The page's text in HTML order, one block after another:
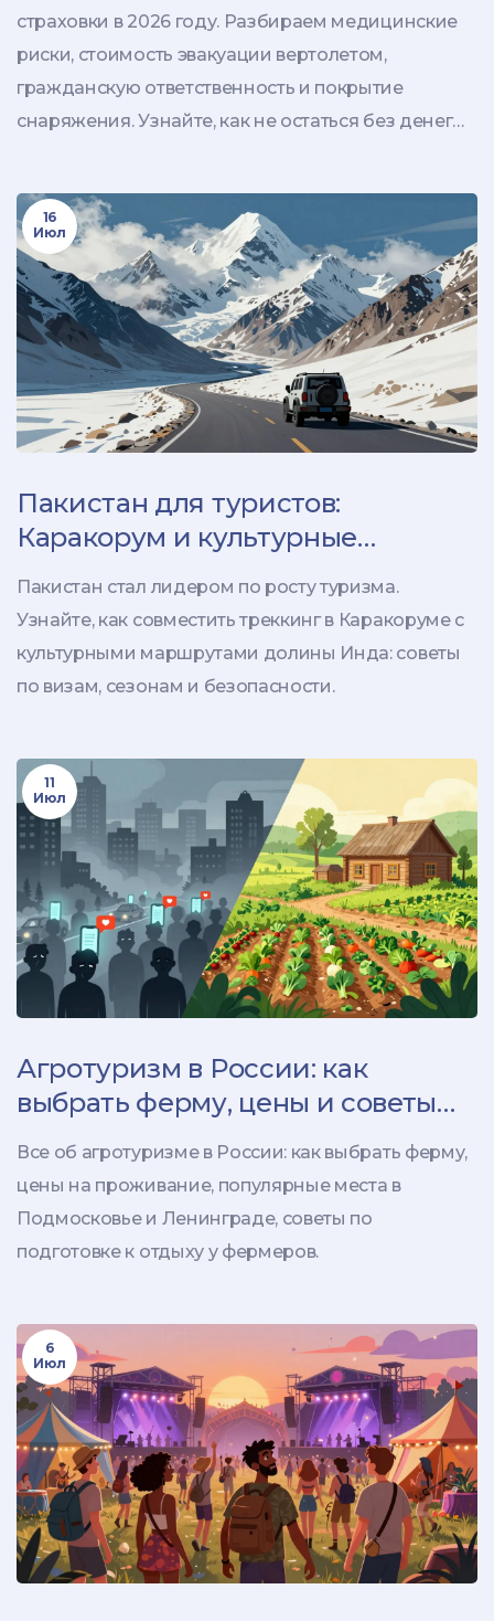
страховки в 2026 году. Разбираем медицинские
риски, стоимость эвакуации вертолетом,
гражданскую ответственность и покрытие
снаряжения. Узнайте, как не остаться без денег
16
Июл
Пакистан для туристов:
Каракорум и культурные
Пакистан стал лидером по росту туризма.
Узнайте, как совместить треккинг в Каракоруме с
культурными маршрутами долины Инда: советы
по визам, сезонам и безопасности.
11
Июл
Агротуризм в России: как
выбрать ферму, цены и советы
для отдыха
Все об агротуризме в России: как выбрать ферму,
цены на проживание, популярные места в
Подмосковье и Ленинграде, советы по
подготовке к отдыху у фермеров.
6
Июл